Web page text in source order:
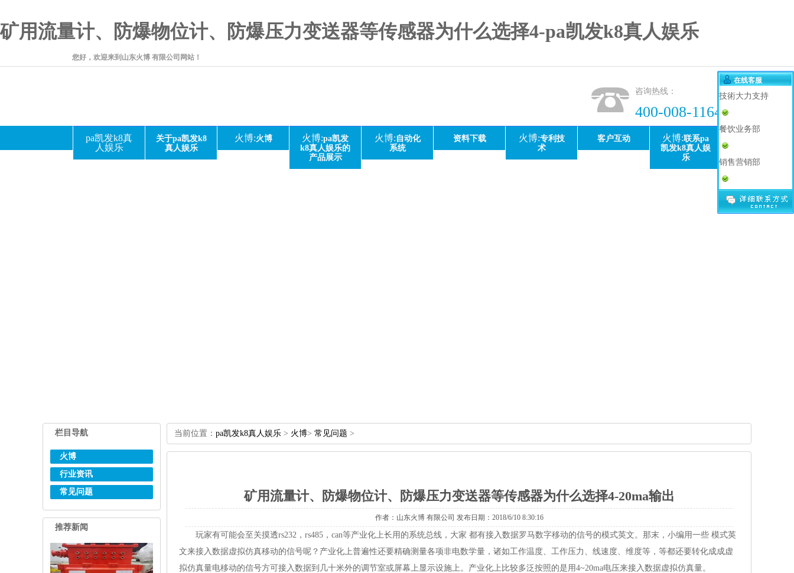
矿用流量计、防爆物位计、防爆压力变送器等传感器为什么选择4-pa凯发k8真人娱乐
您好，欢迎来到山东火博 有限公司网站！
咨询热线：
400-008-1164
pa凯发k8真
人娱乐
关于pa凯发k8
真人娱乐
火博:火博 火博:pa凯发
k8真人娱乐的
产品展示
火博: 自动化
系统
资料下载 火博:专利技
术
客户互动 火博:联系pa
凯发k8真人娱
乐
栏目导航
火博
行业资讯
常见问题
推荐新闻
当前位置： pa凯发k8真人娱乐 > 火博> 常见问题 >
矿用流量计、防爆物位计、防爆压力变送器等传感器为什么选择4-20ma输出
作者：山东火博 有限公司 发布日期：2018/6/10 8:30:16
玩家有可能会至关摸透rs232，rs485，can等产业化上长用的系统总线，大家 都有接入数据罗马数字移动的信号的模式英文。那末，小编用一些 模式英
文来接入数据虚拟仿真移动的信号呢？产业化上普遍性还要精确测量各项非电数学量，诸如工作温度、工作压力、线速度、维度等，等都还要转化成成虚
拟仿真量电移动的信号方可接入数据到几十米外的调节室或屏幕上显示设施上。产业化上比较多泛按照的是用4~20ma电压来接入数据虚拟仿真量。
在线客服
技術大力支持
餐饮业务部
销售营销部